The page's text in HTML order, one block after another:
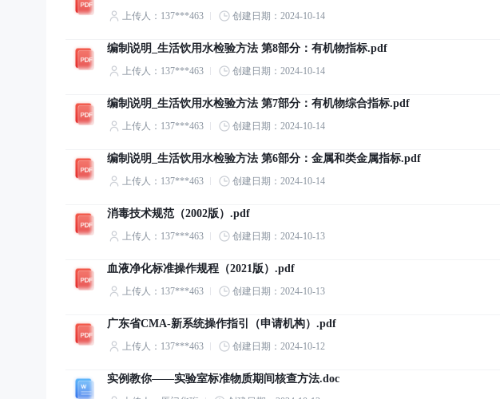
上传人：137***463 创建日期：2024-10-14
编制说明_生活饮用水检验方法 第8部分：有机物指标.pdf
上传人：137***463 创建日期：2024-10-14
编制说明_生活饮用水检验方法 第7部分：有机物综合指标.pdf
上传人：137***463 创建日期：2024-10-14
编制说明_生活饮用水检验方法 第6部分：金属和类金属指标.pdf
上传人：137***463 创建日期：2024-10-14
消毒技术规范（2002版）.pdf
上传人：137***463 创建日期：2024-10-13
血液净化标准操作规程（2021版）.pdf
上传人：137***463 创建日期：2024-10-13
广东省CMA-新系统操作指引（申请机构）.pdf
上传人：137***463 创建日期：2024-10-12
实例教你——实验室标准物质期间核查方法.doc